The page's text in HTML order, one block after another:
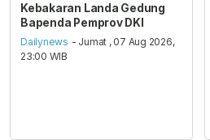
Kebakaran Landa Gedung
Bapenda Pemprov DKI
Dailynews - Jumat , 07 Aug 2026,
23:00 WIB